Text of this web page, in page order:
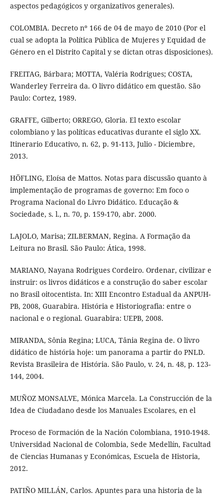
aspectos pedagógicos y organizativos generales).
COLOMBIA. Decreto nº 166 de 04 de mayo de 2010 (Por el
cual se adopta la Política Pública de Mujeres y Equidad de
Género en el Distrito Capital y se dictan otras disposiciones).
FREITAG, Bárbara; MOTTA, Valéria Rodrigues; COSTA,
Wanderley Ferreira da. O livro didático em questão. São
Paulo: Cortez, 1989.
GRAFFE, Gilberto; ORREGO, Gloria. El texto escolar
colombiano y las políticas educativas durante el siglo XX.
Itinerario Educativo, n. 62, p. 91-113, Julio - Diciembre,
2013.
HÖFLING, Eloísa de Mattos. Notas para discussão quanto à
implementação de programas de governo: Em foco o
Programa Nacional do Livro Didático. Educação &
Sociedade, s. l., n. 70, p. 159-170, abr. 2000.
LAJOLO, Marisa; ZILBERMAN, Regina. A Formação da
Leitura no Brasil. São Paulo: Ática, 1998.
MARIANO, Nayana Rodrigues Cordeiro. Ordenar, civilizar e
instruir: os livros didáticos e a construção do saber escolar
no Brasil oitocentista. In: XIII Encontro Estadual da ANPUH-
PB, 2008, Guarabira. História e Historiografia: entre o
nacional e o regional. Guarabira: UEPB, 2008.
MIRANDA, Sônia Regina; LUCA, Tânia Regina de. O livro
didático de história hoje: um panorama a partir do PNLD.
Revista Brasileira de História. São Paulo, v. 24, n. 48, p. 123-
144, 2004.
MUÑOZ MONSALVE, Mónica Marcela. La Construcción de la
Idea de Ciudadano desde los Manuales Escolares, en el
Proceso de Formación de la Nación Colombiana, 1910-1948.
Universidad Nacional de Colombia, Sede Medellín, Facultad
de Ciencias Humanas y Económicas, Escuela de Historia,
2012.
PATIÑO MILLÁN, Carlos. Apuntes para una historia de la